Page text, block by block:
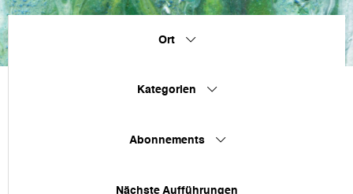
Ort
Kategorien
Abonnements
Nächste Aufführungen